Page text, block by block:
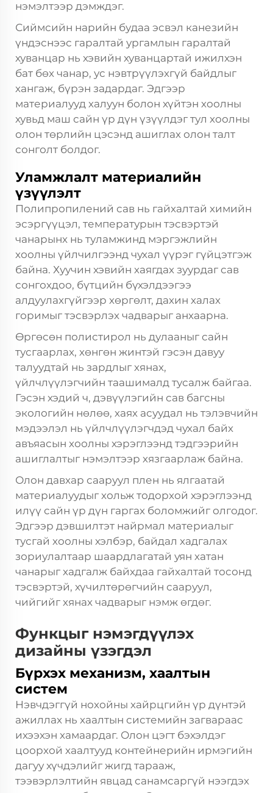
нэмэлтээр дэмждэг.
Сиймсийн нарийн будаа эсвэл канезийн
үндэснээс гаралтай ургамлын гаралтай
хуванцар нь хэвийн хуванцартай ижилхэн
бат бөх чанар, ус нэвтрүүлэхгүй байдлыг
хангаж, бүрэн задардаг. Эдгээр
материалууд халуун болон хүйтэн хоолны
хувьд маш сайн үр дүн үзүүлдэг тул хоолны
олон төрлийн цэсэнд ашиглах олон талт
сонголт болдог.
Уламжлалт материалийн
үзүүлэлт
Полипропилений сав нь гайхалтай химийн
эсэргүүцэл, температурын тэсвэртэй
чанарынх нь туламжинд мэргэжлийн
хоолны үйлчилгээнд чухал үүрэг гүйцэтгэж
байна. Хуучин хэвийн хаягдах зуурдаг сав
сонгохдоо, бүтцийн бүхэлдээгээ
алдуулахгүйгээр хөргөлт, дахин халах
горимыг тэсвэрлэх чадварыг анхаарна.
Өргөсөн полистирол нь дулааныг сайн
тусгаарлах, хөнгөн жинтэй гэсэн давуу
талуудтай нь зардлыг хянах,
үйлчлүүлэгчийн таашималд тусалж байгаа.
Гэсэн хэдий ч, дэвүүлэгийн сав багсны
экологийн нөлөө, хаях асуудал нь тэлэвчийн
мэдээлэл нь үйлчлүүлэгчдэд чухал байх
авъяасын хоолны хэрэглээнд тэдгээрийн
ашиглалтыг нэмэлтээр хязгаарлаж байна.
Олон давхар сааруул плен нь ялгаатай
материалуудыг хольж тодорхой хэрэглээнд
илүү сайн үр дүн гаргах боломжийг олгодог.
Эдгээр дэвшилтэт найрмал материалыг
тусгай хоолны хэлбэр, байдал хадгалах
зориулалтаар шаардлагатай уян хатан
чанарыг хадгалж байхдаа гайхалтай тосонд
тэсвэртэй, хүчилтөрөгчийн сааруул,
чийгийг хянах чадварыг нэмж өгдөг.
Функцыг нэмэгдүүлэх
дизайны үзэгдэл
Бүрхэх механизм, хаалтын
систем
Нэвчдэггүй нохойны хайрцгийн үр дүнтэй
ажиллах нь хаалтын системийн загвараас
ихээхэн хамаардаг. Олон цэгт бэхэлдэг
цоорхой хаалтууд контейнерийн ирмэгийн
дагуу хүчдэлийг жигд тарааж,
тээвэрлэлтийн явцад санамсаргүй нээгдэх